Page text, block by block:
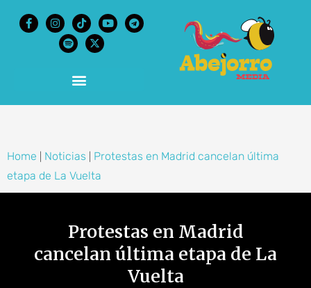
Home Noticias
Protestas en Madrid cancelan última
etapa de La Vuelta
Protestas en Madrid
cancelan última etapa de La
Vuelta